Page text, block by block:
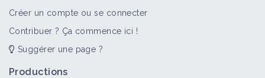
Créer un compte ou se connecter
Contribuer ? Ça commence ici !
Suggérer une page ?
Productions